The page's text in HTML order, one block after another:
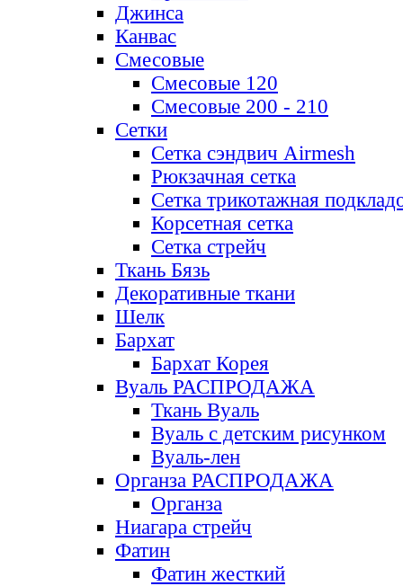
Джинса
Канвас
Смесовые
Смесовые 120
Смесовые 200 - 210
Сетки
Сетка сэндвич Airmesh
Рюкзачная сетка
Сетка трикотажная
Корсетная сетка
Сетка стрейч
Ткань Бязь
Декоративные ткани
Шелк
Бархат
Бархат Корея
Вуаль РАСПРОДАЖА
Ткань Вуаль
Вуаль с детским рисунком
Вуаль-лен
Органза РАСПРОДАЖА
Органза
Ниагара стрейч
Фатин
Фатин жесткий